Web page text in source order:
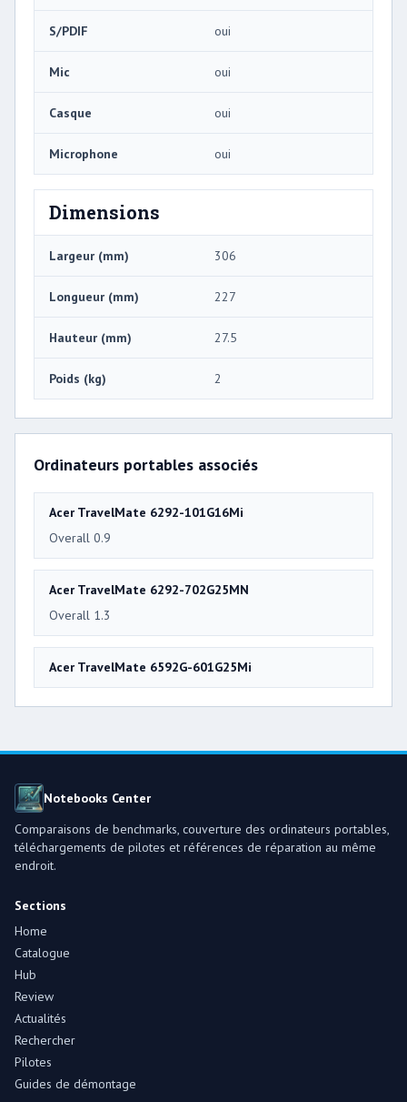
S/PDIF oui
Mic oui
Casque oui
Microphone oui
Dimensions
Largeur (mm) 306
Longueur (mm) 227
Hauteur (mm) 27.5
Poids (kg) 2
Ordinateurs portables associés
Acer TravelMate 6292-101G16Mi
Overall 0.9
Acer TravelMate 6292-702G25MN
Overall 1.3
Acer TravelMate 6592G-601G25Mi
Notebooks Center
Comparaisons de benchmarks, couverture des ordinateurs portables,
téléchargements de pilotes et références de réparation au même
endroit.
Sections
Home
Catalogue
Hub
Review
Actualités
Rechercher
Pilotes
Guides de démontage